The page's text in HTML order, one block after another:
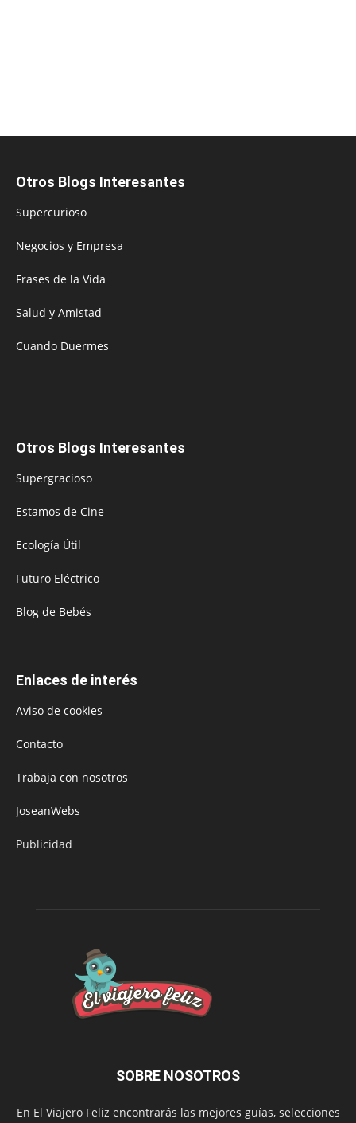
Otros Blogs Interesantes
Supercurioso
Negocios y Empresa
Frases de la Vida
Salud y Amistad
Cuando Duermes
Otros Blogs Interesantes
Supergracioso
Estamos de Cine
Ecología Útil
Futuro Eléctrico
Blog de Bebés
Enlaces de interés
Aviso de cookies
Contacto
Trabaja con nosotros
JoseanWebs
Publicidad
SOBRE NOSOTROS
En El Viajero Feliz encontrarás las mejores guías, selecciones